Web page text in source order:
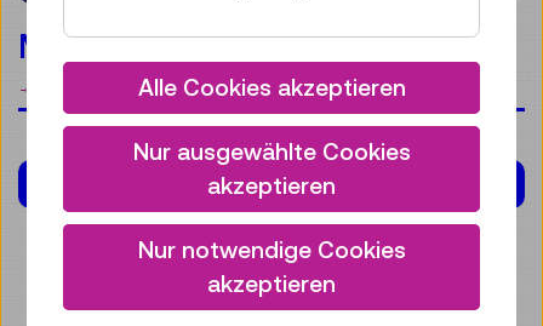
Materialwelten
Alle Cookies akzeptieren
Nur ausgewählte Cookies
akzeptieren
Nur notwendige Cookies
akzeptieren